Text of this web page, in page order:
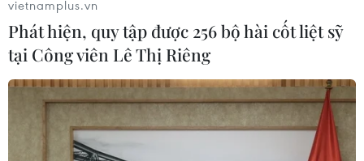
Tổng thống Mỹ Joe Biden bổ sung danh
sách nhân sự cấp cao Nhà Trắng
vietnamplus.vn
Phát hiện, quy tập được 256 bộ hài cốt liệt sỹ
tại Công viên Lê Thị Riêng